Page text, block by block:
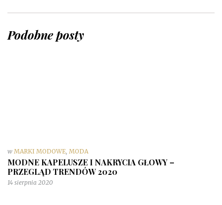
Podobne posty
w MARKI MODOWE MODA
MODNE KAPELUSZE I NAKRYCIA GŁOWY –
PRZEGLĄD TRENDÓW 2020
14 sierpnia 2020